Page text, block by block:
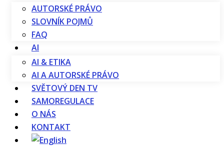
AUTORSKÉ PRÁVO
SLOVNÍK POJMŮ
FAQ
AI
AI & ETIKA
AI A AUTORSKÉ PRÁVO
SVĚTOVÝ DEN TV
SAMOREGULACE
O NÁS
KONTAKT